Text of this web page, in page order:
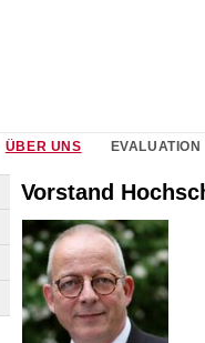
ÜBER UNS EVALUATION
Vorstand